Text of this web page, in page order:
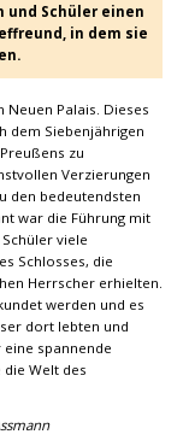
Schüler einen
in dem sie
Neuen Palais. Dieses
dem Siebenjährigen
zu
Verzierungen
den bedeutendsten
war die Führung mit
viele
Schlosses, die
Herrscher erhielten.
werden und es
dort lebten und
eine spannende
Welt des